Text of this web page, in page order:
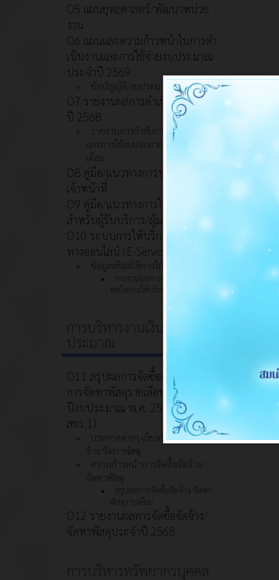
O5 แผนยุทธศาสตร์/พัฒนาหน่วย
งาน
O6 แผนและความก้าวหน้าในการดํา
เนินงานและการใช้จ่ายงบประมาณ
ประจําปี 2569
ข้อบัญญัติ/งบประมาณ
O7 รายงานผลการดำเนินงานประจำ
ปี 2568
รายงานการกำกับการดำเนินงาน
และการใช้งบประมาณประจำปี รอบ 6
เดือน
O8 คู่มือ/แนวทางการปฏิบัติงานของ
เจ้าหน้าที่
O9 คู่มือ/แนวทางการให้บริการ
สำหรับผู้รับบริการ/ผู้มาติดต่อ
O10 ระบบการให้บริการผ่านซ่อง
ทางออนไลน์ (E-Service)
ข้อมูลเชิงสถิติการให้บริการ
รายงานผลการสำรวจความพึง
พอใจการให้บริการ
การบริหารงานเงินงบ
ประมาณ
O11 สรุปผลการจัดซื้อจัดจ้างหรือ
การจัดหาพัสดุรายเดือนประจำ
ปีงบประมาณ พ.ศ. 2569 (แบบ
สขร.1)
ประกาศต่างๆ เกี่ยวกับการจัดซื้อจัด
จ้าง/จัดหาพัสดุ
ความก้าวหน้าการจัดซื้อจัดจ้าง/
จัดหาพัสดุ
สรุปผลการจัดซื้อจัดจ้าง/จัดหา
พัสดุรายเดือน
O12 รายงานผลการจัดซื้อจัดจ้าง/
จัดหาพัสดุประจำปี 2568
การบริหารทรัพยากรบุคคล